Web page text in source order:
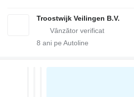
Troostwijk Veilingen B.V.
8 ani pe Autoline